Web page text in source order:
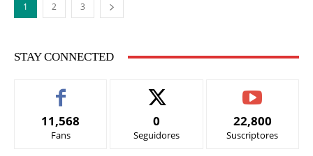
1 2 3
STAY CONNECTED
11,568
Fans
0
Seguidores
22,800
Suscriptores